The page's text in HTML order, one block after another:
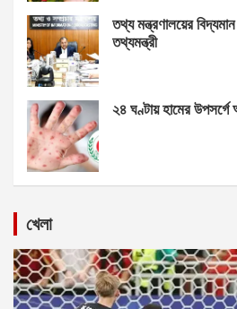
তথ্য মন্ত্রণালয়ের
তথ্যমন্ত্রী
২৪ ঘণ্টায় হামের
খেলা